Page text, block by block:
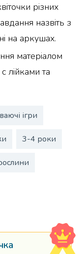
різних
назвіть з
на аркушах.
матеріалом
лійками та
ігри
3-4 роки